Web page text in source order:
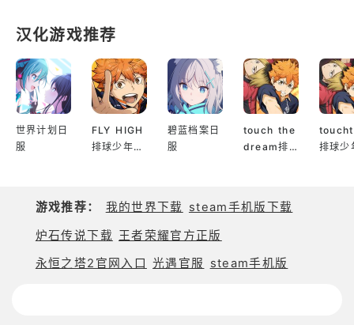
于你 —— 是满载而归还是空手而返！在迷宫中享受
未来科幻风格的生存竞技快感！​
新的废弃都市区域开放！破解中央控制系统！​
PVP 终极试炼场开启！存活到最后证明你的实力！​
集结伙伴组建战队，协同作战！​
■ 越挑战越能提升战力的提取 RPG​
选择你想专精的职业，掌握专属的武器和技能模块！​
在充满未来感的迷宫中赢得激烈的多人对抗，成为迷
汉化游戏推荐
世界计划日
服
FLY HIGH
排球少年日
碧蓝档案日
服
touch the
dream排
排球少
游戏推荐： 我的世界下载 steam手机版下载
炉石传说下载 王者荣耀官方正版
永恒之塔2官网入口
光遇官服 steam手机版